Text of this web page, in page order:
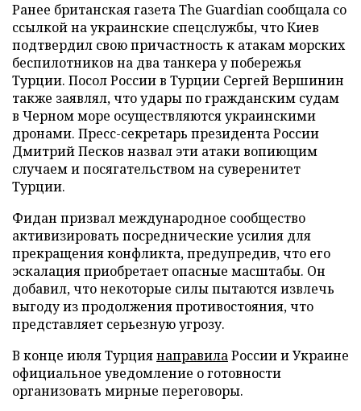
Ранее британская газета The Guardian сообщала со
ссылкой на украинские спецслужбы, что Киев
подтвердил свою причастность к атакам морских
беспилотников на два танкера у побережья
Турции. Посол России в Турции Сергей Вершинин
также заявлял, что удары по гражданским судам
в Черном море осуществляются украинскими
дронами. Пресс-секретарь президента России
Дмитрий Песков назвал эти атаки вопиющим
случаем и посягательством на суверенитет
Турции.
Фидан призвал международное сообщество
активизировать посреднические усилия для
прекращения конфликта, предупредив, что его
эскалация приобретает опасные масштабы. Он
добавил, что некоторые силы пытаются извлечь
выгоду из продолжения противостояния, что
представляет серьезную угрозу.
В конце июля ТурциянаправилаРоссии и Украине
официальное уведомление о готовности
организовать мирные переговоры.